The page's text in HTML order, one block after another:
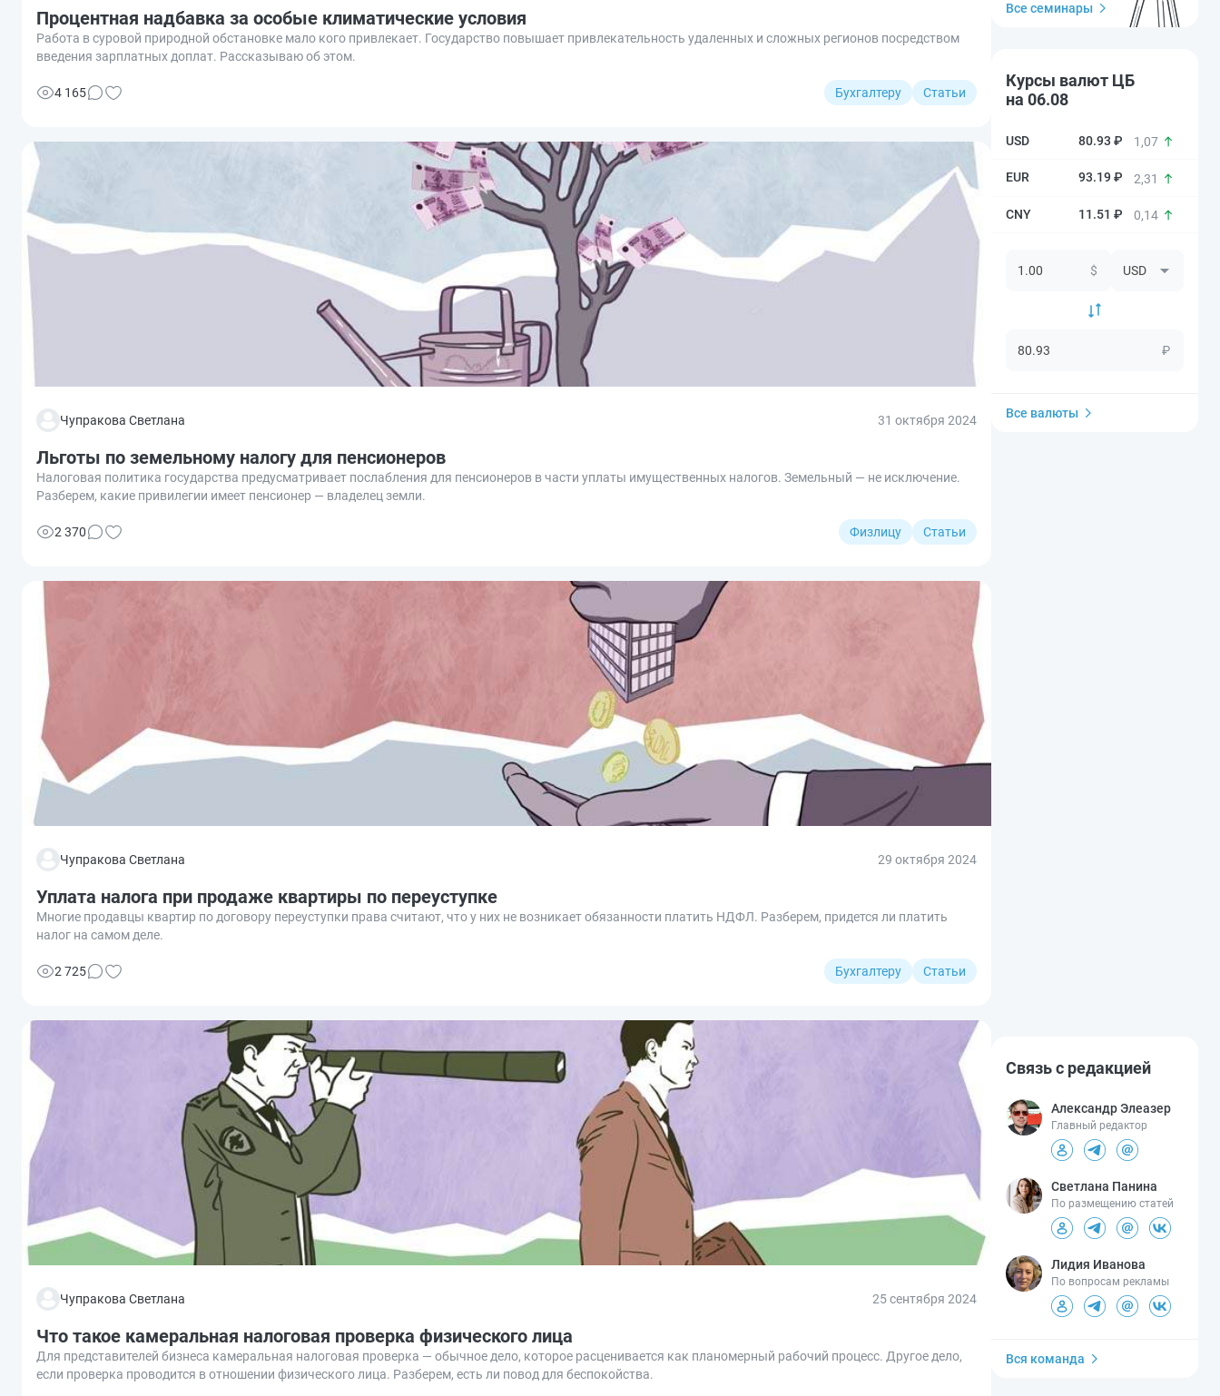
Процентная надбавка за особые климатические условия
Работа в суровой природной обстановке мало кого привлекает. Государство повышает привлекательность удаленных и сложных регионов посредством
введения зарплатных доплат. Рассказываю об этом.
Бухгалтеру Статьи
4 165
Чупракова Светлана 31 октября 2024
Льготы по земельному налогу для пенсионеров
Налоговая политика государства предусматривает послабления для пенсионеров в части уплаты имущественных налогов. Земельный — не исключение.
Разберем, какие привилегии имеет пенсионер — владелец земли.
Физлицу Статьи
2 370
Чупракова Светлана 29 октября 2024
Уплата налога при продаже квартиры по переуступке
Многие продавцы квартир по договору переуступки права считают, что у них не возникает обязанности платить НДФЛ. Разберем, придется ли платить
налог на самом деле.
Бухгалтеру Статьи
2 725
Чупракова Светлана 25 сентября 2024
Что такое камеральная налоговая проверка физического лица
Для представителей бизнеса камеральная налоговая проверка — обычное дело, которое расценивается как планомерный рабочий процесс. Другое дело,
если проверка проводится в отношении физического лица. Разберем, есть ли повод для беспокойства.
Все семинары
Курсы валют ЦБ
на 06.08
80.93 ₽ 1,07
93.19 ₽ 2,31
11.51 ₽ 0,14
$
₽
Все валюты
Связь с редакцией
Александр Элеазер
Главный редактор
Светлана Панина
По размещению статей
Лидия Иванова
По вопросам рекламы
Вся команда